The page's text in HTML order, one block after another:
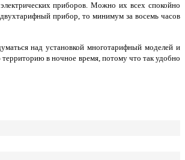
приборов. Можно их всех спокойно
двухтарифный прибор, то минимум за восемь часов
над установкой многотарифный моделей и
в ночное время, потому что так удобно